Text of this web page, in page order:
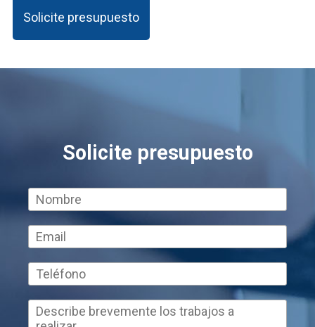
Solicite presupuesto
Solicite presupuesto